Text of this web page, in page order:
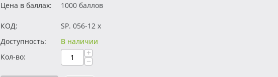
Цена в баллах: 1000 баллов
КОД:
SP. 056-12 x
Доступность:
В наличии
Кол-во:
+
−